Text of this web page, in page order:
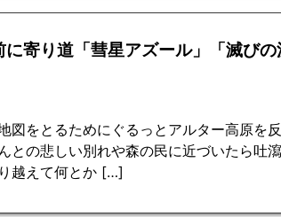
寄り道「彗星アズール」「滅びの
図をとるためにぐるっとアルター高原を
との悲しい別れや森の民に近づいたら吐
越えて何とか […]